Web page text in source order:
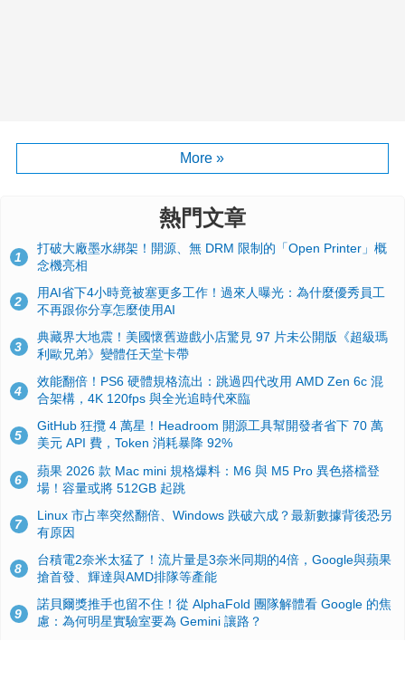
More »
熱門文章
1
打破大廠墨水綁架！開源、無 DRM 限制的「Open Printer」概
念機亮相
2
用AI省下4小時竟被塞更多工作！過來人曝光：為什麼優秀員工
不再跟你分享怎麼使用AI
3
典藏界大地震！美國懷舊遊戲小店驚見 97 片未公開版《超級瑪
利歐兄弟》變體任天堂卡帶
4
效能翻倍！PS6 硬體規格流出：跳過四代改用 AMD Zen 6c 混
合架構，4K 120fps 與全光追時代來臨
5
GitHub 狂攬 4 萬星！Headroom 開源工具幫開發者省下 70 萬
美元 API 費，Token 消耗暴降 92%
6
蘋果 2026 款 Mac mini 規格爆料：M6 與 M5 Pro 異色搭檔登
場！容量或將 512GB 起跳
7
Linux 市占率突然翻倍、Windows 跌破六成？最新數據背後恐另
有原因
8
台積電2奈米太猛了！流片量是3奈米同期的4倍，Google與蘋果
搶首發、輝達與AMD排隊等產能
9
諾貝爾獎推手也留不住！從 AlphaFold 團隊解體看 Google 的焦
慮：為何明星實驗室要為 Gemini 讓路？